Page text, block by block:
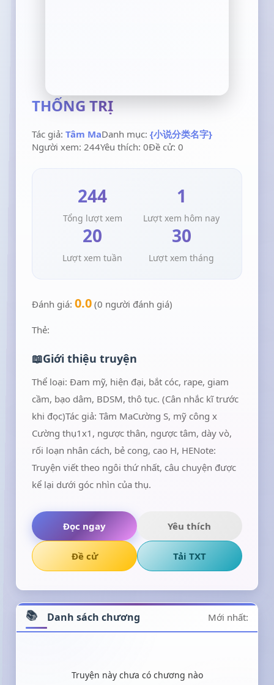
THỐNG TRỊ
Tác giả:Tâm MaDanh mục:{小说分类名字}
Người xem: 244Yêu thích: 0Đề cử: 0
244
Tổng lượt xem
1
Lượt xem hôm nay
20
Lượt xem tuần
30
Lượt xem tháng
Đánh giá:0.0 (0 người đánh giá)
Thẻ:
Giới thiệu truyện
Thể loại: Đam mỹ, hiện đại, bắt cóc, rape, giam
cầm, bạo dâm, BDSM, thô tục. (Cân nhắc kĩ trước
khi đọc)Tác giả: Tâm MaCường S, mỹ công x
Cường thụ1x1, ngược thân, ngược tâm, dày vò,
rối loạn nhân cách, bẻ cong, cao H, HENote:
Truyện viết theo ngôi thứ nhất, câu chuyện được
kể lại dưới góc nhìn của thụ.
Đọc ngay Yêu thích
Đề cử Tải TXT
Danh sách chương Mới nhất:
Truyện này chưa có chương nào